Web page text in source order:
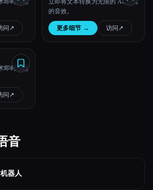
即时创建
问 ↗︎
立即将文本转换为无限的 AI 生成
的音效。
更多细节 → 访问 ↗︎
即时创建
问 ↗︎
音
器人